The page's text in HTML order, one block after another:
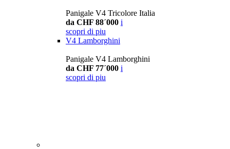
Panigale V4 Tricolore Italia
da CHF 88´000 i
scopri di piu
V4 Lamborghini
Panigale V4 Lamborghini
da CHF 77´000 i
scopri di piu